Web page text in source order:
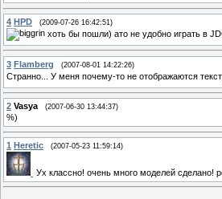
4 HPD (2009-07-26 16:42:51)
хоть бы пошли) ато не удобно играть в
3 Flamberg (2007-08-01 14:22:26)
Странно... У меня почему-то не отображаются
2 Vasya (2007-06-30 13:44:37)
%)
1 Heretic (2007-05-23 11:59:14)
Ух классно! очень много моделей сделано!